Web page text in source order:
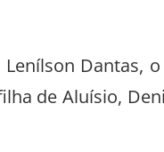
Dantas,
de Aluísio,